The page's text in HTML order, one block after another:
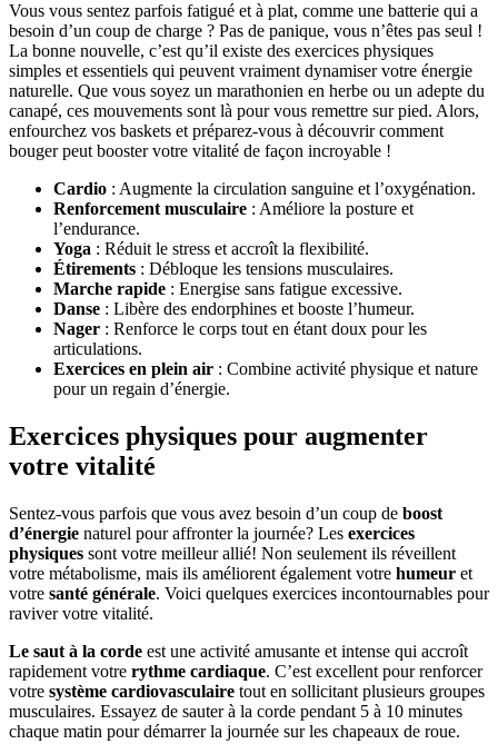
Vous vous sentez parfois fatigué et à plat, comme une batterie qui a
besoin d’un coup de charge ? Pas de panique, vous n’êtes pas seul !
La bonne nouvelle, c’est qu’il existe des exercices physiques
simples et essentiels qui peuvent vraiment dynamiser votre énergie
naturelle. Que vous soyez un marathonien en herbe ou un adepte du
canapé, ces mouvements sont là pour vous remettre sur pied. Alors,
enfourchez vos baskets et préparez-vous à découvrir comment
bouger peut booster votre vitalité de façon incroyable !
Cardio : Augmente la circulation sanguine et l’oxygénation.
Renforcement musculaire : Améliore la posture et
l’endurance.
Yoga : Réduit le stress et accroît la flexibilité.
Étirements : Débloque les tensions musculaires.
Marche rapide : Energise sans fatigue excessive.
Danse : Libère des endorphines et booste l’humeur.
Nager : Renforce le corps tout en étant doux pour les
articulations.
Exercices en plein air : Combine activité physique et nature
pour un regain d’énergie.
Exercices physiques pour augmenter
votre vitalité
Sentez-vous parfois que vous avez besoin d’un coup de boost
d’énergie naturel pour affronter la journée? Les exercices
physiques sont votre meilleur allié! Non seulement ils réveillent
votre métabolisme, mais ils améliorent également votre humeur et
votre santé générale. Voici quelques exercices incontournables pour
raviver votre vitalité.
Le saut à la corde est une activité amusante et intense qui accroît
rapidement votre rythme cardiaque. C’est excellent pour renforcer
votre système cardiovasculaire tout en sollicitant plusieurs groupes
musculaires. Essayez de sauter à la corde pendant 5 à 10 minutes
chaque matin pour démarrer la journée sur les chapeaux de roue.